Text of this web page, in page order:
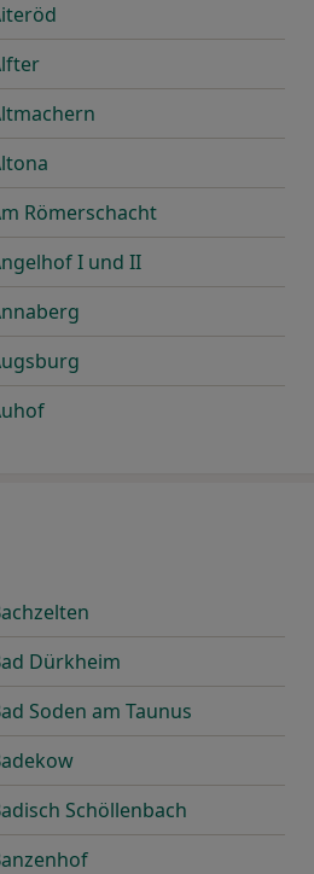
Römerschacht
I und II
Dürkheim
Soden am Taunus
Schöllenbach